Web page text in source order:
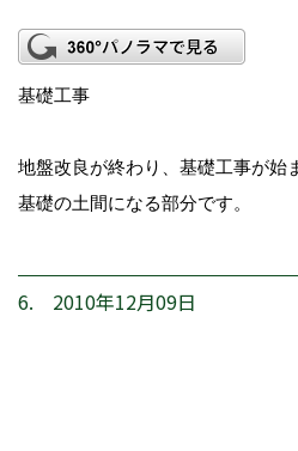
基礎工事
地盤改良が終わり、基礎工事が始
基礎の土間になる部分です。
6. 2010年12月09日